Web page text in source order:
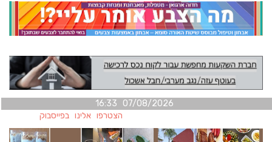
07/08/2026 16:33
הצטרפו אלינו בפייסבוק